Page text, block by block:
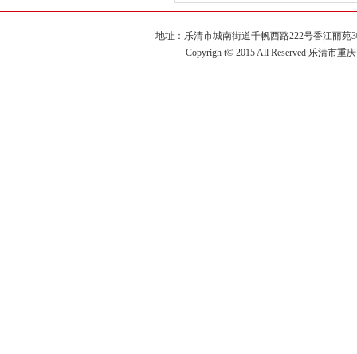
地址：乐清市城南街道千帆西路222号香江丽苑
Copyrigh t© 2015 All Reserved 乐清市重